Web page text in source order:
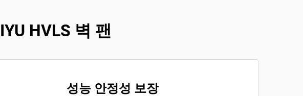
HVLS 벽 팬
성능 안정성 보장